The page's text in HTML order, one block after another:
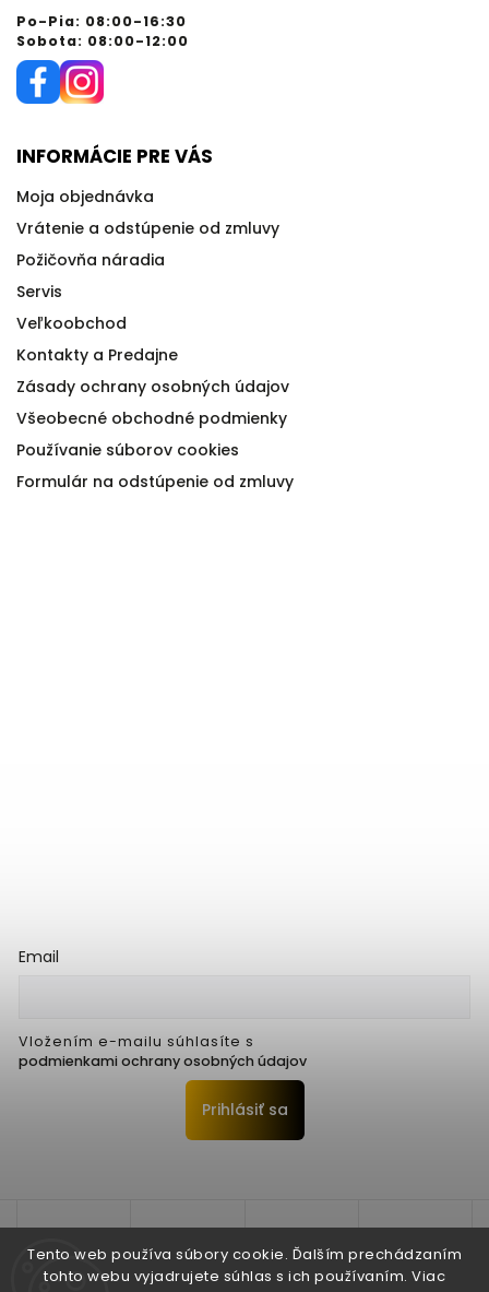
Tento web používa súbory cookie. Ďalším prechádzaním
tohto webu vyjadrujete súhlas s ich používaním. Viac
Po-Pia: 08:00-16:30
Sobota: 08:00-12:00
INFORMÁCIE PRE VÁS
Moja objednávka
Vrátenie a odstúpenie od zmluvy
Požičovňa náradia
Servis
Veľkoobchod
Kontakty a Predajne
Zásady ochrany osobných údajov
Všeobecné obchodné podmienky
Používanie súborov cookies
Formulár na odstúpenie od zmluvy
Email
Vložením e-mailu súhlasíte s
podmienkami ochrany osobných údajov
Prihlásiť sa